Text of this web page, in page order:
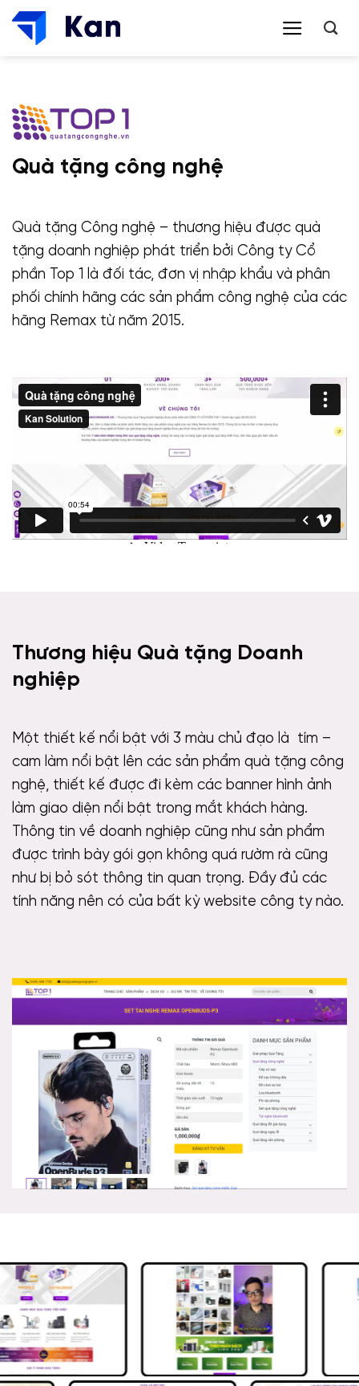
Bỏ
qua
Quà tặng công nghệ
Quà tặng Công nghệ – thương hiệu được quà
tặng doanh nghiệp phát triển bởi Công ty Cổ
phần Top 1 là đối tác, đơn vị nhập khẩu và phân
phối chính hãng các sản phẩm công nghệ của các
hãng Remax từ năm 2015.
Thương hiệu Quà tặng Doanh
nghiệp
Một thiết kế nổi bật với 3 màu chủ đạo là tím –
cam làm nổi bật lên các sản phẩm quà tặng công
nghệ, thiết kế được đi kèm các banner hình ảnh
làm giao diện nổi bật trong mắt khách hàng.
Thông tin về doanh nghiệp cũng như sản phẩm
được trình bày gói gọn không quá rườm rà cũng
như bị bỏ sót thông tin quan trọng. Đầy đủ các
tính năng nên có của bất kỳ website công ty nào.